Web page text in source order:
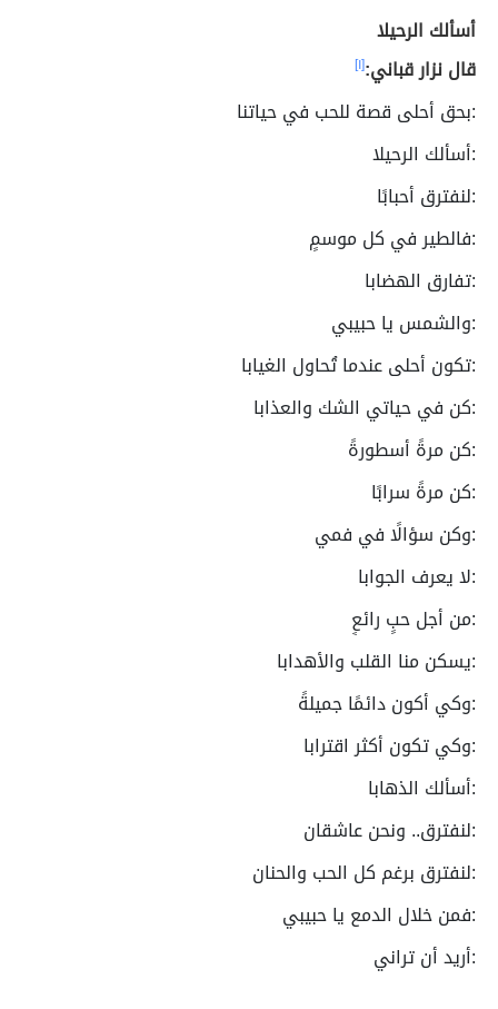
أسألك الرحيلا
قال نزار قباني:[١]
:بحق أحلى قصة للحب في حياتنا
:أسألك الرحيلا
:لنفترق أحبابًا
:فالطير في كل موسمٍ
:تفارق الهضابا
:والشمس يا حبيبي
:تكون أحلى عندما تُحاول الغيابا
:كن في حياتي الشك والعذابا
:كن مرةً أسطورةً
:كن مرةً سرابًا
:وكن سؤالًا في فمي
:لا يعرف الجوابا
:من أجل حبٍ رائعٍ
:يسكن منا القلب والأهدابا
:وكي أكون دائمًا جميلةً
:وكي تكون أكثر اقترابا
:أسألك الذهابا
:لنفترق.. ونحن عاشقان
:لنفترق برغم كل الحب والحنان
:فمن خلال الدمع يا حبيبي
:أريد أن تراني